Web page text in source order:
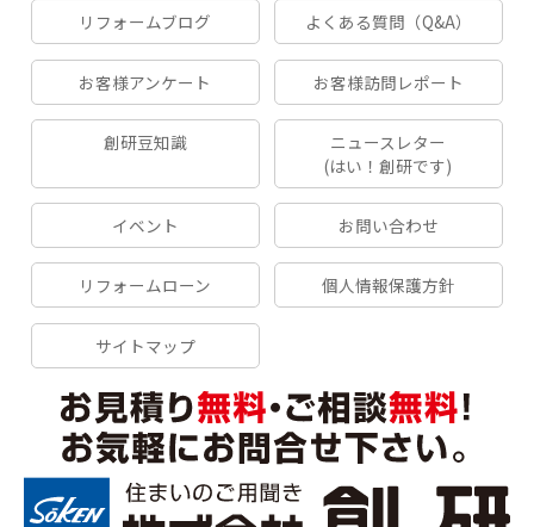
リフォームブログ よくある質問（Q&A）
お客様アンケート お客様訪問レポート
創研豆知識
ニュースレター
(はい！創研です)
イベント お問い合わせ
リフォームローン 個人情報保護方針
サイトマップ